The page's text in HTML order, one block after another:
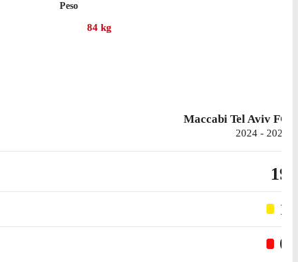
porta inviolata.
Peso
84 kg
Maccabi Tel Aviv FC
2024 - 2025
19
1
0